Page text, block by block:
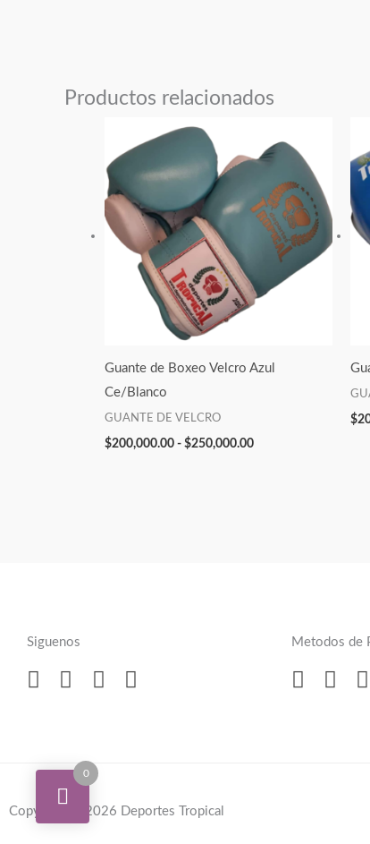
Productos relacionados
Guante de Boxeo Velcro Azul
Ce/Blanco
GUANTE DE VELCRO
$200,000.00 - $250,000.00
precios:
$200,000.00
hasta
$250,000.00
$
Siguenos Metodos de
Copyright © 2026 Deportes Tropical
0